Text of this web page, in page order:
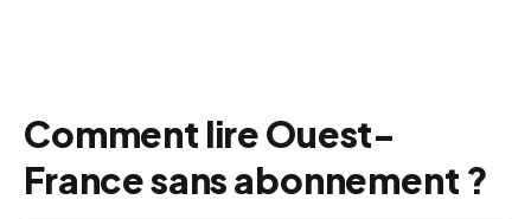
Comment lire Ouest-
France sans abonnement ?